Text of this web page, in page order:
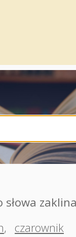
słowa
, czarownik